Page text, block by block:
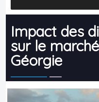
Impact des
sur le
Géorgie